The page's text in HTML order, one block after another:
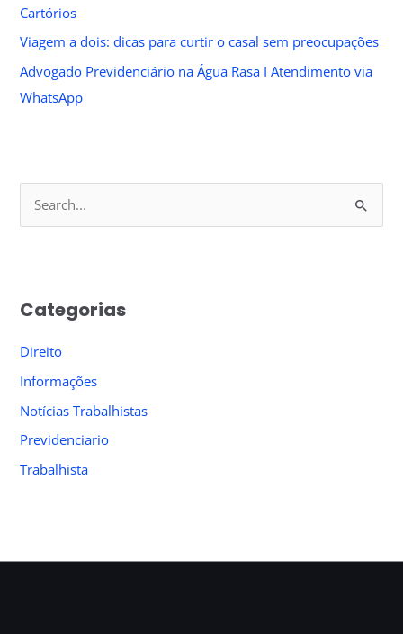
Cartórios
Viagem a dois: dicas para curtir o casal sem preocupações
Advogado Previdenciário na Água Rasa I Atendimento via
WhatsApp
c
o
r
:
Categorias
Direito
Informações
Notícias Trabalhistas
Previdenciario
Trabalhista